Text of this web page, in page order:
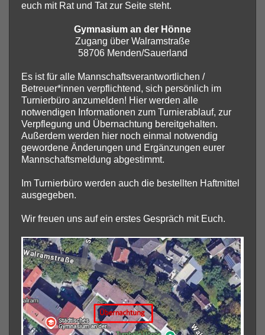
euch mit Rat und Tat zur Seite steht.
Gymnasium an der Hönne
Zugang über Walramstraße
58706 Menden/Sauerland
Es ist für alle Mannschaftsverantwortlichen /
Betreuer*innen verpflichtend, sich persönlich im
Turnierbüro anzumelden! Hier werden alle
notwendigen Informationen zum Turnierablauf, zur
Verpflegung und Übernachtung bereitgehalten.
Außerdem werden hier noch einmal notwendig
gewordene Änderungen und Ergänzungen eurer
Mannschaftsmeldung abgestimmt.
Im Turnierbüro werden auch die bestellten Haftmittel
ausgegeben.
Wir freuen uns auf ein erstes Gespräch mit Euch.